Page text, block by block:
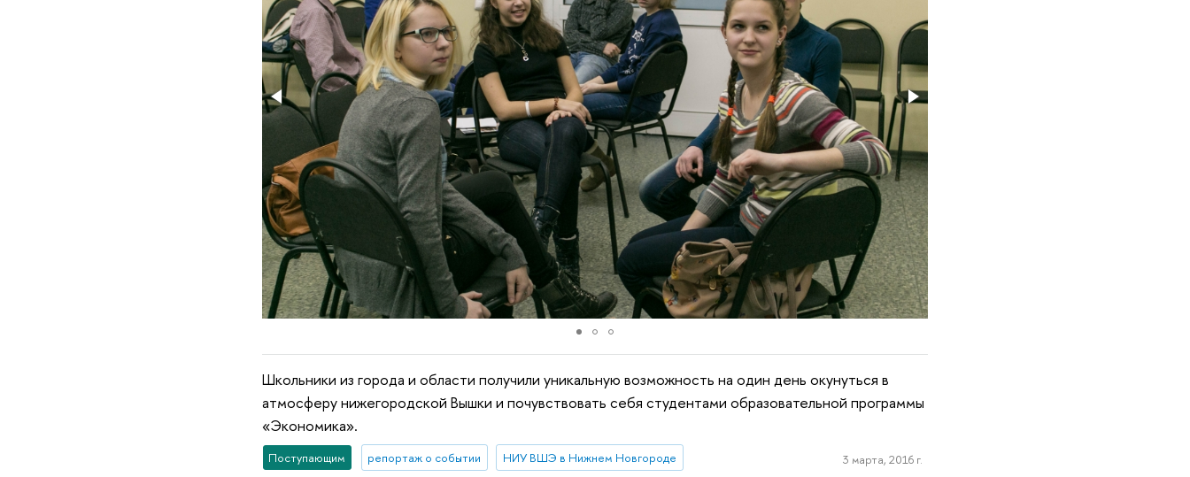
Школьники из города и области получили уникальную возможность на один день окунуться в
атмосферу нижегородской Вышки и почувствовать себя студентами образовательной программы
«Экономика».
Поступающим репортаж о событии НИУ ВШЭ в Нижнем Новгороде 3 марта, 2016 г.